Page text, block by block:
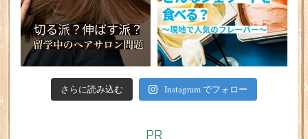
さらに読み込む Instagram でフォロー
PR